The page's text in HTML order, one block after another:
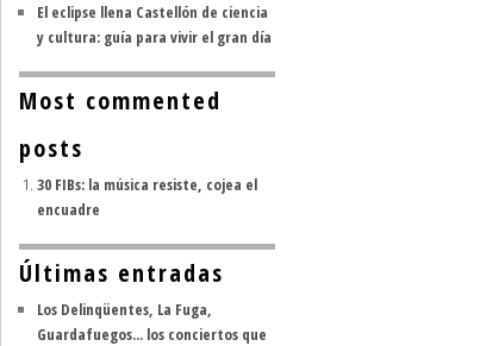
El eclipse llena Castellón de ciencia
y cultura: guía para vivir el gran día
Most commented
posts
30 FIBs: la música resiste, cojea el
encuadre
Últimas entradas
Los Delinqüentes, La Fuga,
Guardafuegos... los conciertos que